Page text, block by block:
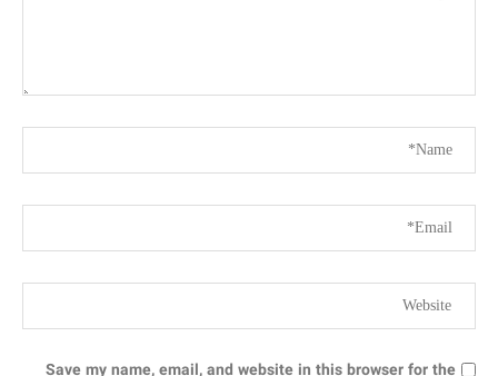
Save my name, email, and website in this browser for the